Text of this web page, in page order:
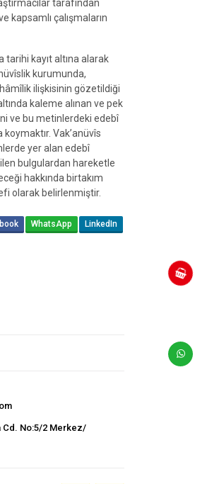
tarafından
kapsamlı çalışmaların
tarihi kayıt altına alarak
kurumunda,
ilişkisinin gözetildiği
kaleme alınan ve pek
ve bu metinlerdeki edebî
koymaktır. Vak’anüvîs
yer alan edebî
bulgulardan hareketle
hakkında birtakım
olarak belirlenmiştir.
WhatsApp LinkedIn
Cd. No:5/2 Merkez/